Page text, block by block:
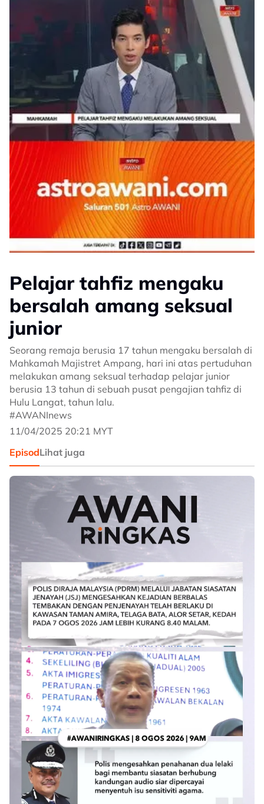
Pelajar tahfiz mengaku
bersalah amang seksual
junior
Seorang remaja berusia 17 tahun mengaku bersalah di
Mahkamah Majistret Ampang, hari ini atas pertuduhan
melakukan amang seksual terhadap pelajar junior
berusia 13 tahun di sebuah pusat pengajian tahfiz di
Hulu Langat, tahun lalu.
#AWANInews
11/04/2025 20:21 MYT
EpisodLihat juga